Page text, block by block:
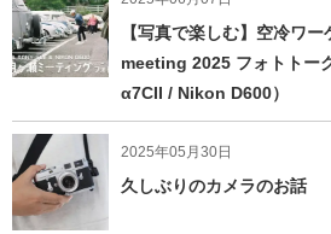
【写真で楽しむ】空冷ワ
meeting 2025 フォトトー
α7CII / Nikon D600）
2025年05月30日
久しぶりのカメラのお話